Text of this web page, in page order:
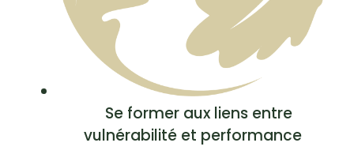
Se former aux liens entre
vulnérabilité et performance